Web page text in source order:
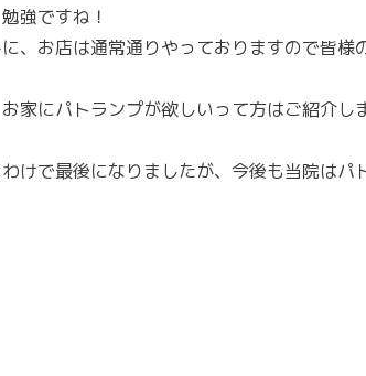
強ですね！
、お店は通常通りやっておりますので皆様
家にパトランプが欲しいって方はご紹介し
けで最後になりましたが、今後も当院はパ